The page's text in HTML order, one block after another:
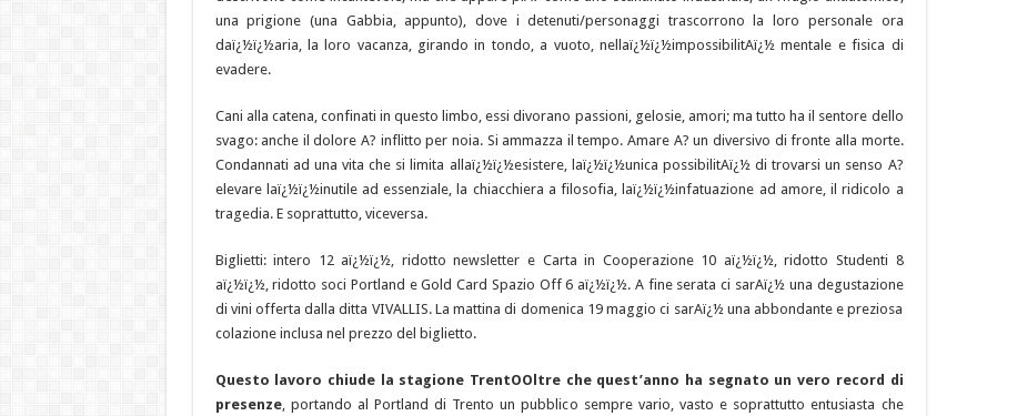
una prigione (una Gabbia, appunto), dove i detenuti/personaggi trascorrono la loro personale ora
daï¿½ï¿½aria, la loro vacanza, girando in tondo, a vuoto, nellaï¿½ï¿½impossibilitAï¿½ mentale e fisica di
evadere.
Cani alla catena, confinati in questo limbo, essi divorano passioni, gelosie, amori; ma tutto ha il sentore dello
svago: anche il dolore A? inflitto per noia. Si ammazza il tempo. Amare A? un diversivo di fronte alla morte.
Condannati ad una vita che si limita allaï¿½ï¿½esistere, laï¿½ï¿½unica possibilitAï¿½ di trovarsi un senso A?
elevare laï¿½ï¿½inutile ad essenziale, la chiacchiera a filosofia, laï¿½ï¿½infatuazione ad amore, il ridicolo a
tragedia. E soprattutto, viceversa.
Biglietti: intero 12 aï¿½ï¿½, ridotto newsletter e Carta in Cooperazione 10 aï¿½ï¿½, ridotto Studenti 8
aï¿½ï¿½, ridotto soci Portland e Gold Card Spazio Off 6 aï¿½ï¿½. A fine serata ci sarAï¿½ una degustazione
di vini offerta dalla ditta VIVALLIS. La mattina di domenica 19 maggio ci sarAï¿½ una abbondante e preziosa
colazione inclusa nel prezzo del biglietto.
Questo lavoro chiude la stagione TrentOOltre che quest’anno ha segnato un vero record di
presenze, portando al Portland di Trento un pubblico sempre vario, vasto e soprattutto entusiasta che